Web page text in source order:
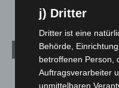
Archiv
August 2026(14)
j) Dritter
Dritter ist eine
Behörde,
betroffenen Person,
Auftragsverarbeiter
unmittelbaren